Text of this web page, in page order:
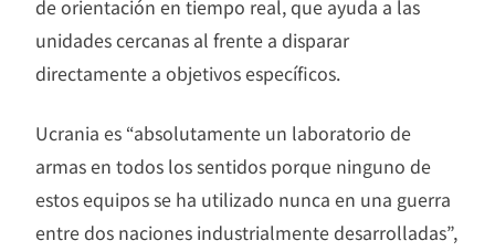
de orientación en tiempo real, que ayuda a las
unidades cercanas al frente a disparar
directamente a objetivos específicos.
Ucrania es “absolutamente un laboratorio de
armas en todos los sentidos porque ninguno de
estos equipos se ha utilizado nunca en una guerra
entre dos naciones industrialmente desarrolladas”,